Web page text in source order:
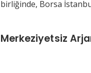
birliğinde, Borsa
Merkeziyetsiz